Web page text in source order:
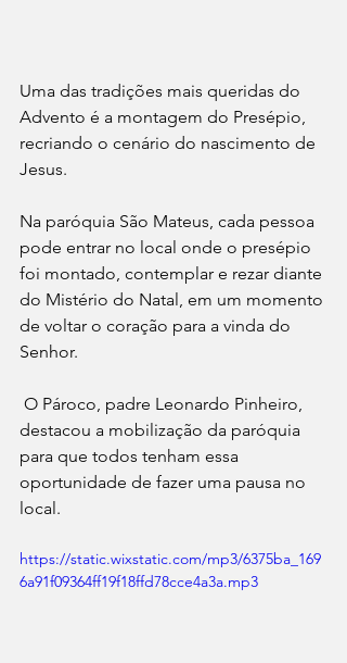
Uma das tradições mais queridas do
Advento é a montagem do Presépio,
recriando o cenário do nascimento de
Jesus.
Na paróquia São Mateus, cada pessoa
pode entrar no local onde o presépio
foi montado, contemplar e rezar diante
do Mistério do Natal, em um momento
de voltar o coração para a vinda do
Senhor.
destacou a mobilização da paróquia
para que todos tenham essa
oportunidade de fazer uma pausa no
local.
https://static.wixstatic.com/mp3/6375ba_169
6a91f09364ff19f18ffd78cce4a3a.mp3